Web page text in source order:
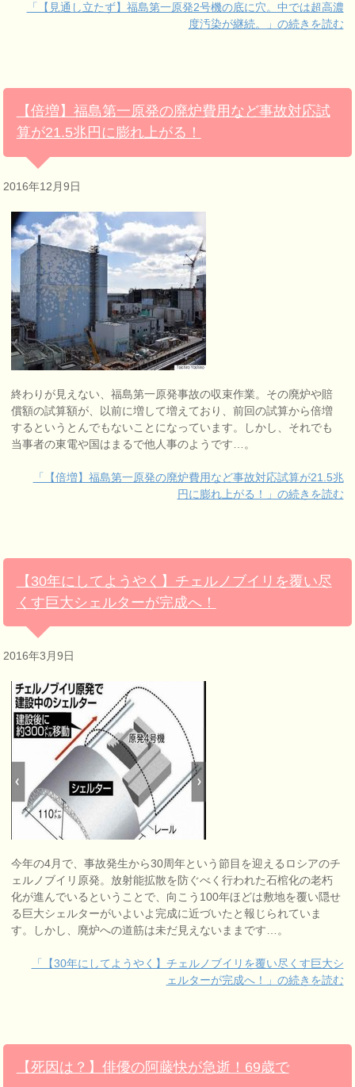
「【見通し立たず】福島第一原発2号機の底に穴。中では超高濃
度汚染が継続。」の続きを読む
【倍増】福島第一原発の廃炉費用など事故対応試
算が21.5兆円に膨れ上がる！
2016年12月9日
終わりが見えない、福島第一原発事故の収束作業。その廃炉や賠
償額の試算額が、以前に増して増えており、前回の試算から倍増
するというとんでもないことになっています。しかし、それでも
当事者の東電や国はまるで他人事のようです…。
「【倍増】福島第一原発の廃炉費用など事故対応試算が21.5兆
円に膨れ上がる！」の続きを読む
【30年にしてようやく】チェルノブイリを覆い尽
くす巨大シェルターが完成へ！
2016年3月9日
今年の4月で、事故発生から30周年という節目を迎えるロシアのチ
ェルノブイリ原発。放射能拡散を防ぐべく行われた石棺化の老朽
化が進んでいるということで、向こう100年ほどは敷地を覆い隠せ
る巨大シェルターがいよいよ完成に近づいたと報じられていま
す。しかし、廃炉への道筋は未だ見えないままです…。
「【30年にしてようやく】チェルノブイリを覆い尽くす巨大シ
ェルターが完成へ！」の続きを読む
【死因は？】俳優の阿藤快が急逝！69歳で